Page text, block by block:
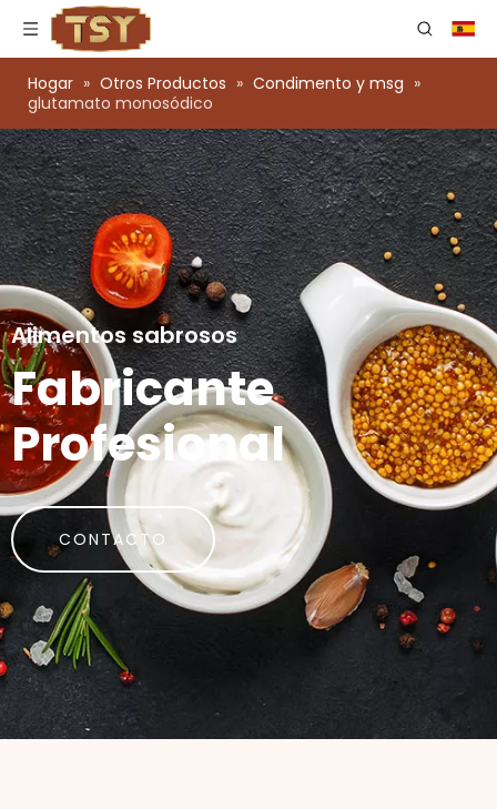
Hogar » Otros Productos » Condimento y msg »
glutamato monosódico
Alimentos sabrosos
Fabricante
Profesional
CONTACTO